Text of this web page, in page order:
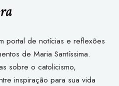
portal de notícias e reflexões
de Maria Santíssima.
sobre o catolicismo,
inspiração para sua vida